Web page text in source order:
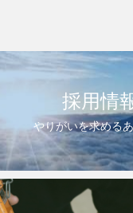
採用情
やりがいを求める